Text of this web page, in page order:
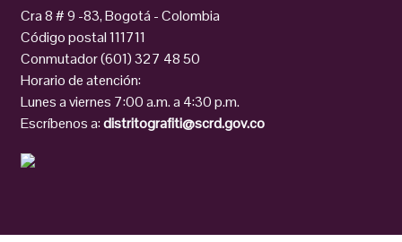
Cra 8 # 9 -83, Bogotá - Colombia
Código postal 111711
Conmutador (601) 327 48 50
Horario de atención:
Lunes a viernes 7:00 a.m. a 4:30 p.m.
Escríbenos a:distritografiti@scrd.gov.co